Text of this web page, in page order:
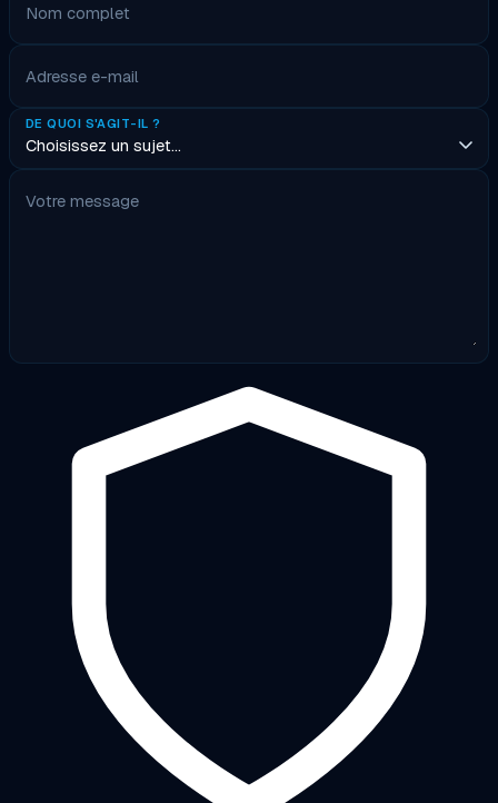
Nom complet
Adresse e-mail
DE QUOI S'AGIT-IL ?
Votre message